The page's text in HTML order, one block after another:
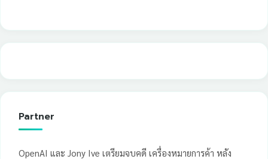
Partner
OpenAI และ Jony Ive เตรียมจบคดี เครื่องหมายการค้า หลัง